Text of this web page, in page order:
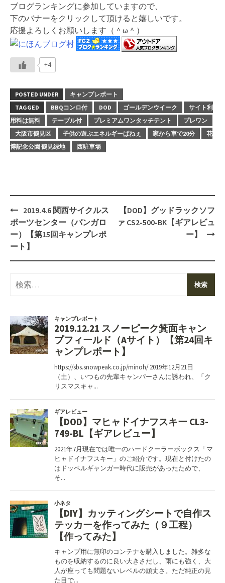
ブログランキングに参加していますので、
下のバナーをクリックして頂けると嬉しいです。
応援よろしくお願いします（＾ω＾）
+4
POSTED UNDER
キャンプレポート
TAGGED
BBQコンロ付 DOD ゴールデンウイーク
サイト利
用料は無料
テーブル付 プレミアムワンタッチテント
プレワン
大阪市鶴見区
子供の遊ぶエネルギーぱねぇ 家から車で20分
花
博記念公園 鶴見緑地
西駐車場
Post
navigation
2019.4.6 関西サイクルス
ポーツセンター（バンガロ
ー）【第15回キャンプレポ
ート】
【DOD】グッドラックソフ
ァ CS2-500-BK【ギアレビュ
ー】
検
索: